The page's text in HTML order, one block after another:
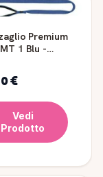
Premium
1 Blu -
€
Vedi
Prodotto